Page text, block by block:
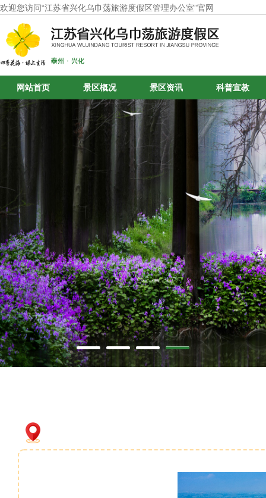
欢迎您访问“江苏省兴化乌巾荡旅游度假区管理办公室”官网
网站首页 景区概况 景区资讯 科普宣教